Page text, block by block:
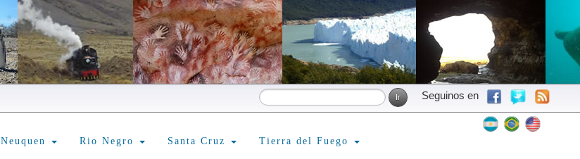
Seguinos en
Neuquen Rio Negro Santa Cruz Tierra del Fuego